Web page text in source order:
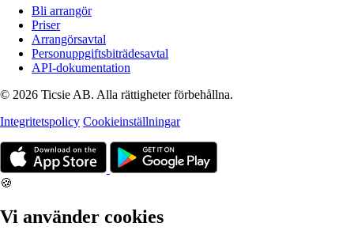
Bli arrangör
Priser
Arrangörsavtal
Personuppgiftsbiträdesavtal
API-dokumentation
© 2026 Ticsie AB. Alla rättigheter förbehållna.
Integritetspolicy Cookieinställningar
🍪
Vi använder cookies